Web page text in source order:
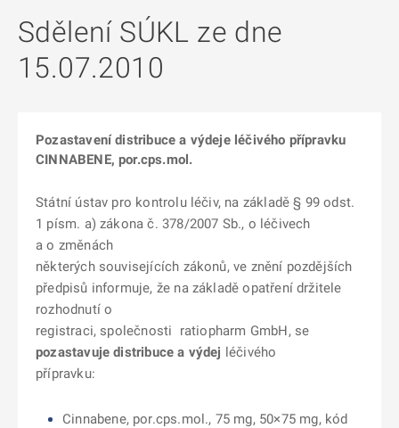
Sdělení SÚKL ze dne
15.07.2010
Pozastavení distribuce a výdeje léčivého přípravku
CINNABENE, por.cps.mol.
Státní ústav pro kontrolu léčiv, na základě § 99 odst.
1 písm. a) zákona č. 378/2007 Sb., o léčivech
a o změnách
některých souvisejících zákonů, ve znění pozdějších
předpisů informuje, že na základě opatření držitele
rozhodnutí o
registraci, společnosti ratiopharm GmbH, se
pozastavuje distribuce a výdej léčivého
přípravku:
Cinnabene, por.cps.mol., 75 mg, 50×75 mg, kód